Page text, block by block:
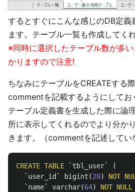
するとすぐにこんな感じのDB定
ます。テーブル一覧も作成してく
※同時に選択したテーブル数が多
かりますので注意!
ちなみにテーブルをCREATEする
commentを記載するようにして
テーブル定義書を生成した際に論
所に表示してくれるのでより分か
きます。（commentを記述してい
CREATE TABLE `tbl_user`
(
`user_id`
bigint (20) NOT
`name`
varchar(64) NOT NULL